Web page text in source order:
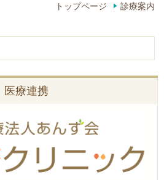
トップページ 診療案内
医療連携